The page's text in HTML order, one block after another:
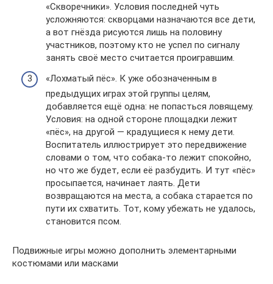
«Скворечники». Условия последней чуть
усложняются: скворцами назначаются все дети,
а вот гнёзда рисуются лишь на половину
участников, поэтому кто не успел по сигналу
занять своё место считается проигравшим.
«Лохматый пёс». К уже обозначенным в
предыдущих играх этой группы целям,
добавляется ещё одна: не попасться ловящему.
Условия: на одной стороне площадки лежит
«пёс», на другой — крадущиеся к нему дети.
Воспитатель иллюстрирует это передвижение
словами о том, что собака-то лежит спокойно,
но что же будет, если её разбудить. И тут «пёс»
просыпается, начинает лаять. Дети
возвращаются на места, а собака старается по
пути их схватить. Тот, кому убежать не удалось,
становится псом.
Подвижные игры можно дополнить элементарными
костюмами или масками